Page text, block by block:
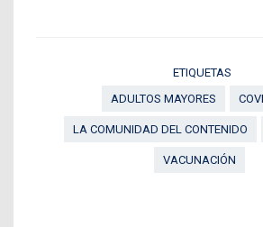
ETIQUETAS
ADULTOS MAYORES
LA COMUNIDAD DEL CONTENIDO
VACUNACIÓN